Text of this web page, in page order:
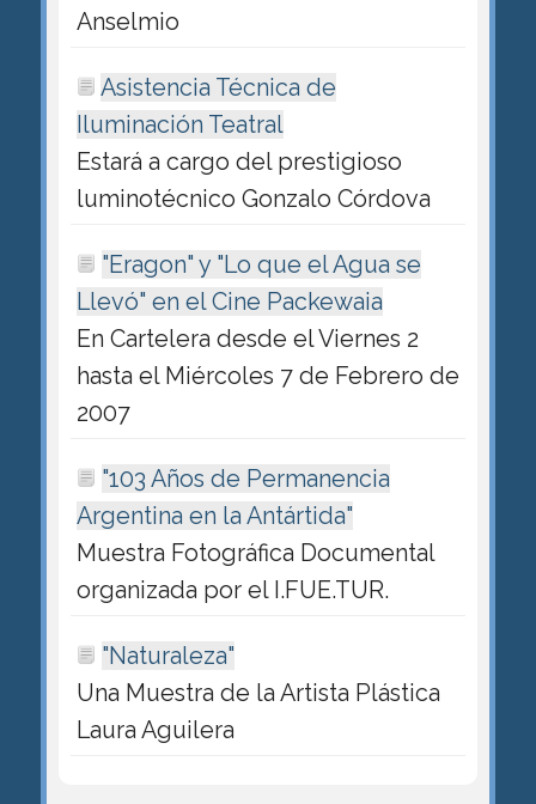
Anselmio
Asistencia Técnica de
Iluminación Teatral
Estará a cargo del prestigioso
luminotécnico Gonzalo Córdova
"Eragon" y "Lo que el Agua se
Llevó" en el Cine Packewaia
En Cartelera desde el Viernes 2
hasta el Miércoles 7 de Febrero de
2007
"103 Años de Permanencia
Argentina en la Antártida"
Muestra Fotográfica Documental
organizada por el I.FUE.TUR.
"Naturaleza"
Una Muestra de la Artista Plástica
Laura Aguilera